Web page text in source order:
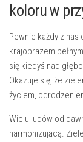
koloru ⁣w
Pewnie każdy ​z nas
krajobrazem
‍się kiedyś nad
Okazuje się,⁣ że
życiem,
Wielu ludów od
harmonizującą.